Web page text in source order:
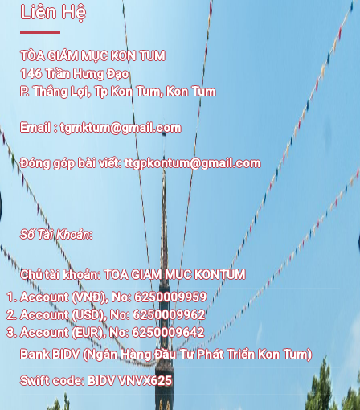
Liên Hệ
TÒA GIÁM MỤC KON TUM
146 Trần Hưng Đạo
P. Thắng Lợi, Tp Kon Tum, Kon Tum
Email :tgmktum@gmail.com
Đóng góp bài viết:ttgpkontum@gmail.com
Số Tài Khoản:
Chủ tài khoản:TOA GIAM MUC KONTUM
Account (VNĐ), No: 6250009959
Account (USD), No: 6250009962
Account (EUR), No: 6250009642
Bank BIDV (Ngân Hàng Đầu Tư Phát Triển Kon Tum)
Swift code:BIDV VNVX625